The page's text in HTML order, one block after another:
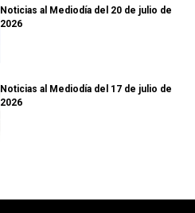
Noticias al Mediodía del 20 de julio de
2026
Noticias al Mediodía del 17 de julio de
2026